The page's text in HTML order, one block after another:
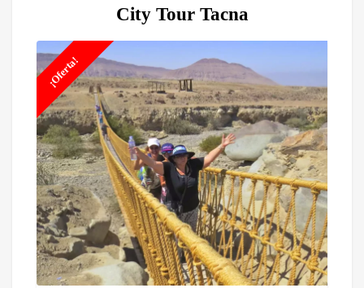
City Tour Tacna
¡Oferta!